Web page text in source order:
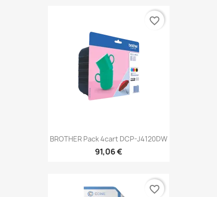
BROTHER Pack 4cart DCP-J4120DW
91,06 €
favorite_border
favorite_border